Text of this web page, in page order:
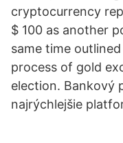
cryptocurrency
$ 100 as another
same time
process of gold
election. Bankový
najrýchlejšie